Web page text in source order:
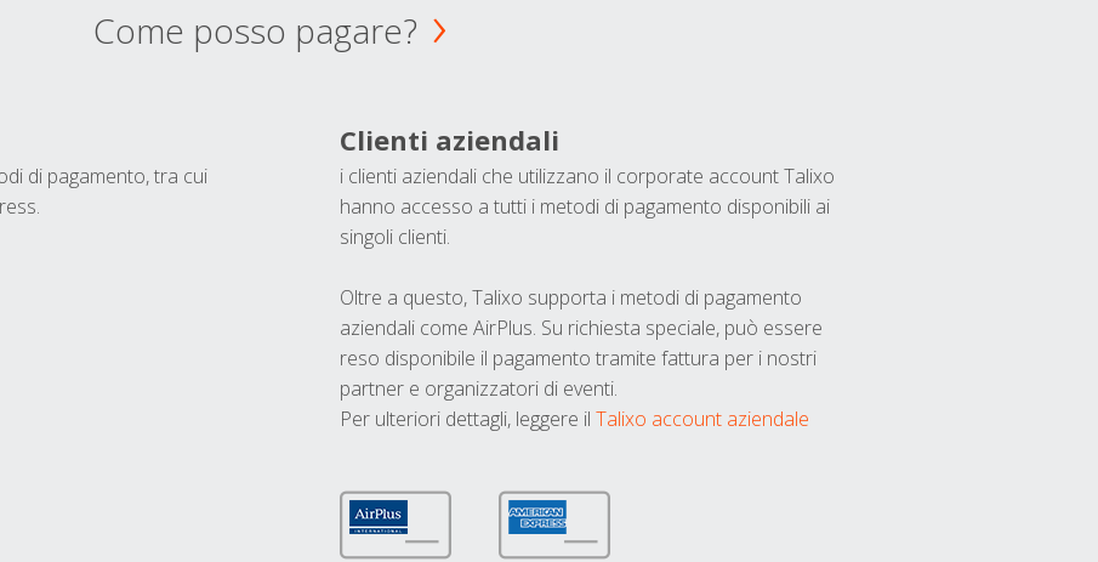
Come posso pagare?
di pagamento, tra cui
Clienti aziendali
i clienti aziendali che utilizzano il corporate account Talixo
hanno accesso a tutti i metodi di pagamento disponibili ai
singoli clienti.
Oltre a questo, Talixo supporta i metodi di pagamento
aziendali come AirPlus. Su richiesta speciale, può essere
reso disponibile il pagamento tramite fattura per i nostri
partner e organizzatori di eventi.
Per ulteriori dettagli, leggere il Talixo account aziendale